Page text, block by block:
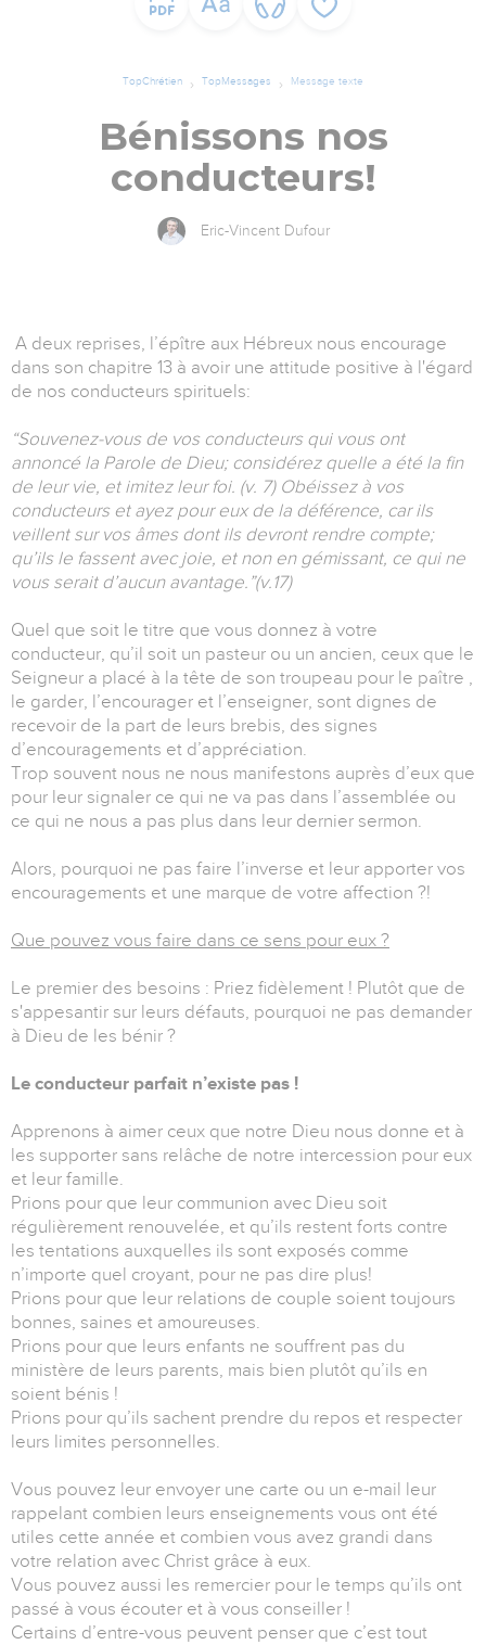
TopChrétien TopMessages Message texte
Bénissons nos
conducteurs!
Eric-Vincent Dufour
A deux reprises, l’épître aux Hébreux nous encourage
dans son chapitre 13 à avoir une attitude positive à l'égard
de nos conducteurs spirituels:
“Souvenez-vous de vos conducteurs qui vous ont
annoncé la Parole de Dieu; considérez quelle a été la fin
de leur vie, et imitez leur foi. (v. 7) Obéissez à vos
conducteurs et ayez pour eux de la déférence, car ils
veillent sur vos âmes dont ils devront rendre compte;
qu’ils le fassent avec joie, et non en gémissant, ce qui ne
vous serait d’aucun avantage.”(v.17)
Quel que soit le titre que vous donnez à votre
conducteur, qu’il soit un pasteur ou un ancien, ceux que le
Seigneur a placé à la tête de son troupeau pour le paître ,
le garder, l’encourager et l’enseigner, sont dignes de
recevoir de la part de leurs brebis, des signes
d’encouragements et d’appréciation.
Trop souvent nous ne nous manifestons auprès d’eux que
pour leur signaler ce qui ne va pas dans l’assemblée ou
ce qui ne nous a pas plus dans leur dernier sermon.
Alors, pourquoi ne pas faire l’inverse et leur apporter vos
encouragements et une marque de votre affection ?!
Que pouvez vous faire dans ce sens pour eux ?
Le premier des besoins : Priez fidèlement ! Plutôt que de
s'appesantir sur leurs défauts, pourquoi ne pas demander
à Dieu de les bénir ?
Le conducteur parfait n’existe pas !
Apprenons à aimer ceux que notre Dieu nous donne et à
les supporter sans relâche de notre intercession pour eux
et leur famille.
Prions pour que leur communion avec Dieu soit
régulièrement renouvelée, et qu’ils restent forts contre
les tentations auxquelles ils sont exposés comme
n’importe quel croyant, pour ne pas dire plus!
Prions pour que leur relations de couple soient toujours
bonnes, saines et amoureuses.
Prions pour que leurs enfants ne souffrent pas du
ministère de leurs parents, mais bien plutôt qu’ils en
soient bénis !
Prions pour qu’ils sachent prendre du repos et respecter
leurs limites personnelles.
Vous pouvez leur envoyer une carte ou un e-mail leur
rappelant combien leurs enseignements vous ont été
utiles cette année et combien vous avez grandi dans
votre relation avec Christ grâce à eux.
Vous pouvez aussi les remercier pour le temps qu’ils ont
passé à vous écouter et à vous conseiller !
Certains d’entre-vous peuvent penser que c’est tout